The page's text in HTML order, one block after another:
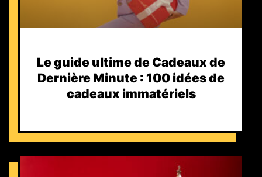
Le guide ultime de Cadeaux de
Dernière Minute : 100 idées de
cadeaux immatériels